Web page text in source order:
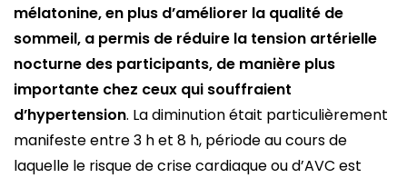
mélatonine, en plus d’améliorer la qualité de
sommeil, a permis de réduire la tension artérielle
nocturne des participants, de manière plus
importante chez ceux qui souffraient
d’hypertension. La diminution était particulièrement
manifeste entre 3 h et 8 h, période au cours de
laquelle le risque de crise cardiaque ou d’AVC est